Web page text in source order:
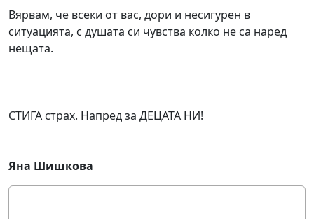
Вярвам, че всеки от вас, дори и несигурен в
ситуацията, с душата си чувства колко не са наред
нещата.
СТИГА страх. Напред за ДЕЦАТА НИ!
Яна Шишкова